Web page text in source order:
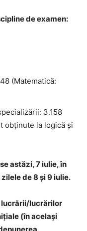
de examen:
(Matematică:
3.158
obținute la logică și
astăzi, 7 iulie, în
de 8 și 9 iulie.
lucrărilor
(în același